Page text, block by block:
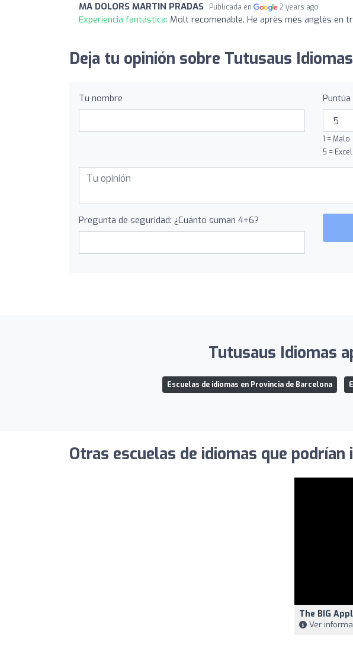
MA DOLORS MARTIN PRADAS Publicada en 2 years ago
Experiencia fantástica: Molt recomenable. He après més anglès en
Deja tu opinión sobre Tutusaus
Tu nombre
1 = Malo
5 =
Pregunta de seguridad: ¿Cuánto suman 4+6?
Tutusaus Idiomas
Escuelas de idiomas en Provincia de Barcelona
Otras escuelas de idiomas que
The BIG
Ver